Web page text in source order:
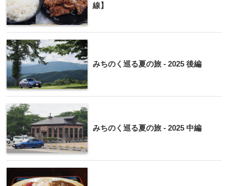
線】
みちのく巡る夏の旅 - 2025 後編
みちのく巡る夏の旅 - 2025 中編